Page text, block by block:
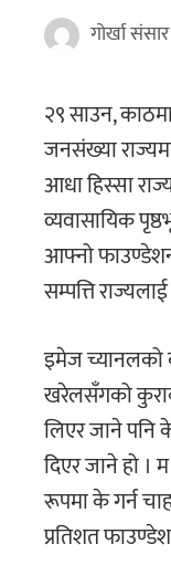
गोर्खा संसार
२९ साउन,
जनसंख्या
आधा हिस्सा
व्यवासायिक
आफ्नो
सम्पत्ति
इमेज च्यानलको
खरेलसँगको
लिएर जाने पनि
दिएर जाने हो
रूपमा के गर्न
प्रतिशत